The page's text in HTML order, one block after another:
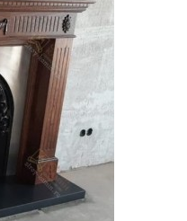
портал с
Строй-Камин